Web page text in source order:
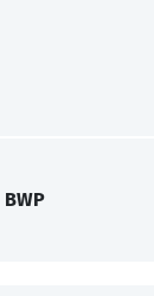
BWP